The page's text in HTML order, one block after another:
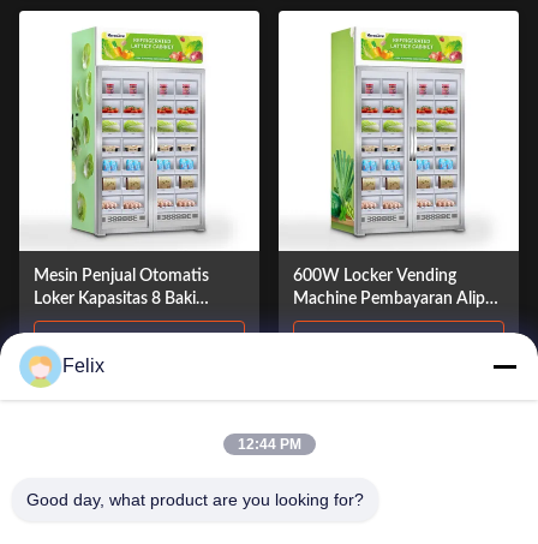
Mesin Penjual Otomatis
Loker Kapasitas 8 Baki
Dengan Akseptor Koin
600W Locker Vending
Machine Pembayaran Alipay
Didukung 32 Pcs Kapasitas
Felix
12:44 PM
Good day, what product are you looking for?